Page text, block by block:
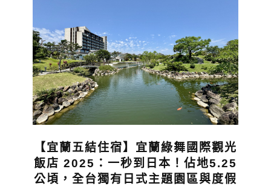
【宜蘭五結住宿】宜蘭綠舞國際觀光
飯店 2025：一秒到日本！佔地5.25
公頃，全台獨有日式主題園區與度假